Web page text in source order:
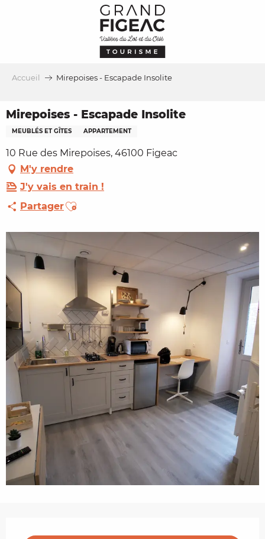
Accueil Mirepoises - Escapade Insolite
Mirepoises - Escapade Insolite
MEUBLÉS ET GÎTES APPARTEMENT
10 Rue des Mirepoises, 46100 Figeac
M'y rendre
J'y vais en train !
PartagerAjouter aux favoris